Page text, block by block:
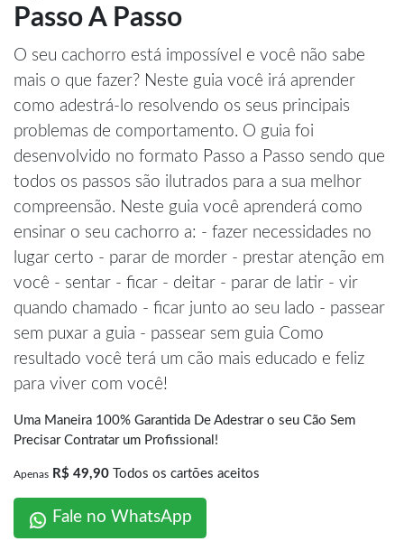
Passo A Passo
O seu cachorro está impossível e você não sabe
mais o que fazer? Neste guia você irá aprender
como adestrá-lo resolvendo os seus principais
problemas de comportamento. O guia foi
desenvolvido no formato Passo a Passo sendo que
todos os passos são ilutrados para a sua melhor
compreensão. Neste guia você aprenderá como
ensinar o seu cachorro a: - fazer necessidades no
lugar certo - parar de morder - prestar atenção em
você - sentar - ficar - deitar - parar de latir - vir
quando chamado - ficar junto ao seu lado - passear
sem puxar a guia - passear sem guia Como
resultado você terá um cão mais educado e feliz
para viver com você!
Uma Maneira 100% Garantida De Adestrar o seu Cão Sem
Precisar Contratar um Profissional!
Apenas R$ 49,90 Todos os cartões aceitos
Fale no WhatsApp